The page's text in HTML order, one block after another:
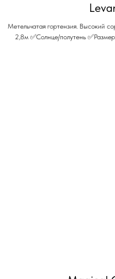
Метельчатая гортензия. Высокий
2,8м ✅Солнце/полутень